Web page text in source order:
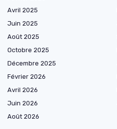
Avril 2025
Juin 2025
Août 2025
Octobre 2025
Décembre 2025
Février 2026
Avril 2026
Juin 2026
Août 2026